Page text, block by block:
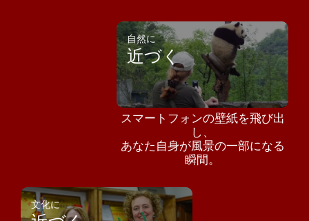
自然に
近づく
スマートフォンの壁紙を飛び出
し、
あなた自身が風景の一部になる
瞬間。
文化に